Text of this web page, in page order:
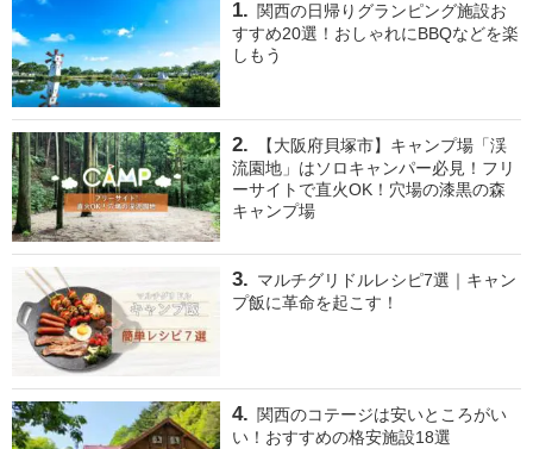
関西の日帰りグランピング施設お
すすめ20選！おしゃれにBBQなどを楽
しもう
【大阪府貝塚市】キャンプ場「渓
流園地」はソロキャンパー必見！フリ
ーサイトで直火OK！穴場の漆黒の森
キャンプ場
マルチグリドルレシピ7選｜キャン
プ飯に革命を起こす！
関西のコテージは安いところがい
い！おすすめの格安施設18選